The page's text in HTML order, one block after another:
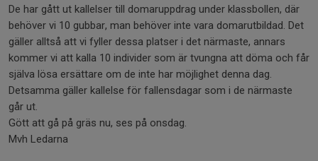
De har gått ut kallelser till domaruppdrag under klassbollen, där
behöver vi 10 gubbar, man behöver inte vara domarutbildad. Det
gäller alltså att vi fyller dessa platser i det närmaste, annars
kommer vi att kalla 10 individer som är tvungna att döma och får
själva lösa ersättare om de inte har möjlighet denna dag.
Detsamma gäller kallelse för fallensdagar som i de närmaste
går ut.
Gött att gå på gräs nu, ses på onsdag.
Mvh Ledarna